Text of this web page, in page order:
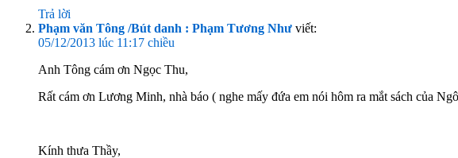
Trả lời
Phạm văn Tông /Bút danh : Phạm Tương Như viết:
05/12/2013 lúc 11:17 chiều
Anh Tông cám ơn Ngọc Thu,
Rất cám ơn Lương Minh, nhà báo ( nghe mấy đứa em nói hôm ra mắt sách của
Kính thưa Thầy,